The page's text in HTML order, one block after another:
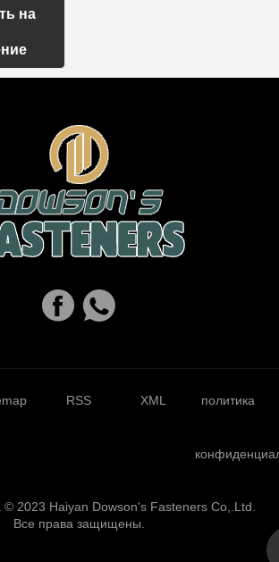
на
RSS XML политика
© 2023 Haiyan Dowson's Fasteners Co,.Ltd.
Все права защищены.